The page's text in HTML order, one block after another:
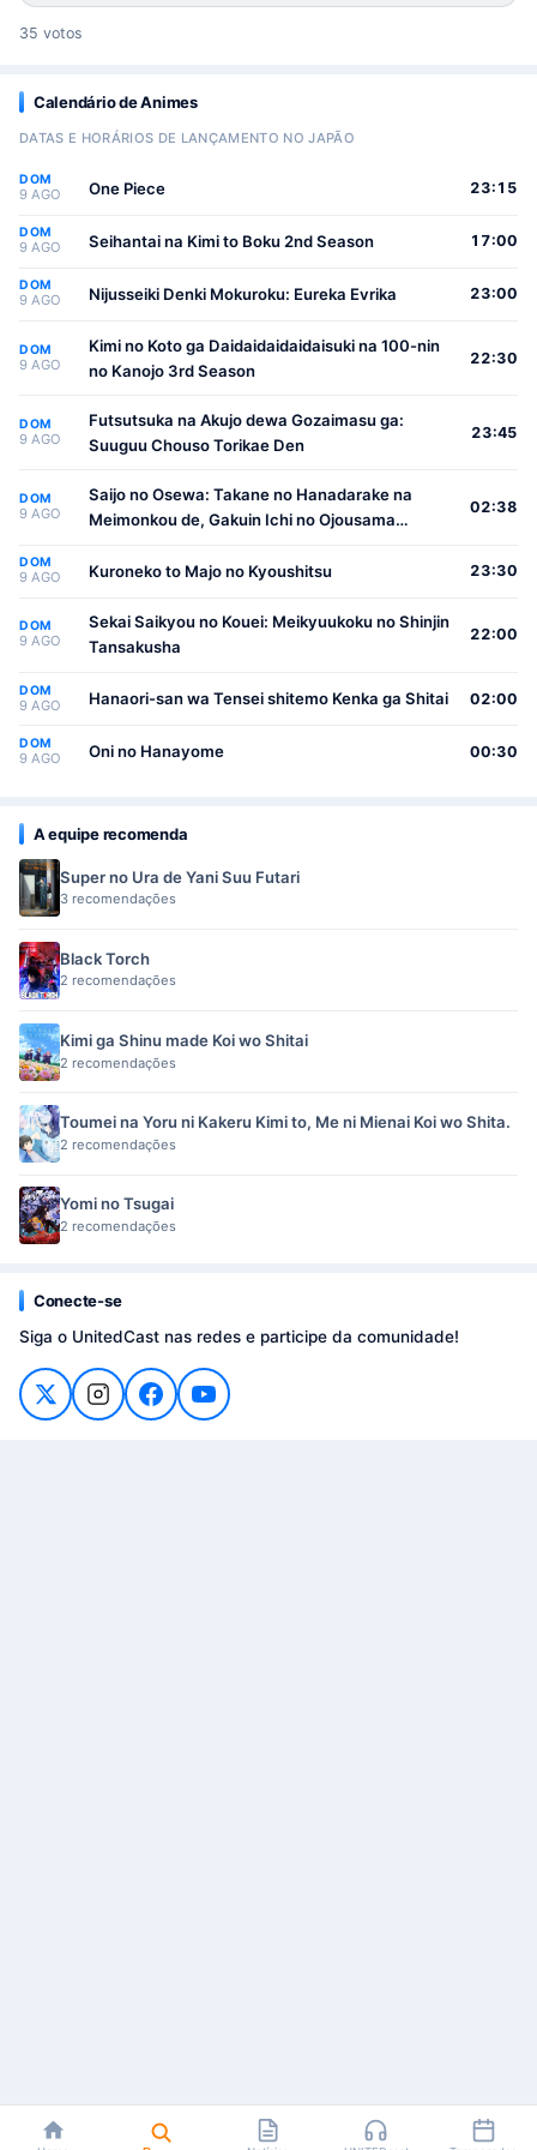
35 votos
Calendário de Animes
DATAS E HORÁRIOS DE LANÇAMENTO NO JAPÃO
DOM
9 AGO One Piece 23:15
DOM
9 AGO Seihantai na Kimi to Boku 2nd Season 17:00
DOM
9 AGO Nijusseiki Denki Mokuroku: Eureka Evrika 23:00
DOM
9 AGO
Kimi no Koto ga Daidaidaidaidaisuki na 100-nin
no Kanojo 3rd Season
22:30
DOM
9 AGO
Futsutsuka na Akujo dewa Gozaimasu ga:
Suuguu Chouso Torikae Den
23:45
DOM
9 AGO
Saijo no Osewa: Takane no Hanadarake na
Meimonkou de, Gakuin Ichi no Ojousama
Osewa suru Koto ni Narimashita
02:38
DOM
9 AGO Kuroneko to Majo no Kyoushitsu 23:30
DOM
9 AGO
Sekai Saikyou no Kouei: Meikyuukoku no Shinjin
Tansakusha
22:00
DOM
9 AGO Hanaori-san wa Tensei shitemo Kenka ga Shitai 02:00
DOM
9 AGO Oni no Hanayome 00:30
A equipe recomenda
Super no Ura de Yani Suu Futari
3 recomendações
Black Torch
2 recomendações
Kimi ga Shinu made Koi wo Shitai
2 recomendações
Toumei na Yoru ni Kakeru Kimi to, Me ni Mienai Koi wo Shita.
2 recomendações
Yomi no Tsugai
2 recomendações
Conecte-se
Siga o UnitedCast nas redes e participe da comunidade!